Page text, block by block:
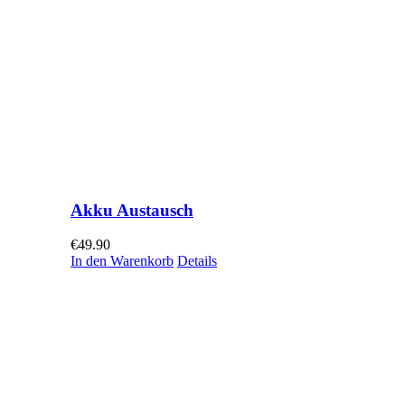
Akku Austausch
€49.90
In den Warenkorb Details